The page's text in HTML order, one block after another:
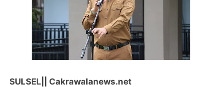
SULSEL|| Cakrawalanews.net